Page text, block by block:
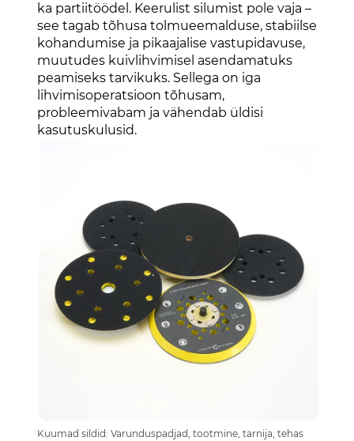
ka partiitöödel. Keerulist silumist pole vaja –
see tagab tõhusa tolmueemalduse, stabiilse
kohandumise ja pikaajalise vastupidavuse,
muutudes kuivlihvimisel asendamatuks
peamiseks tarvikuks. Sellega on iga
lihvimisoperatsioon tõhusam,
probleemivabam ja vähendab üldisi
kasutuskulusid.
Kuumad sildid: Varunduspadjad, tootmine, tarnija, tehas